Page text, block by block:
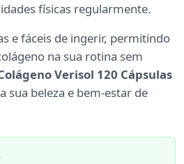
físicas regularmente.
e fáceis de ingerir, permitindo
na sua rotina sem
Verisol 120 Cápsulas
sua beleza e bem-estar de